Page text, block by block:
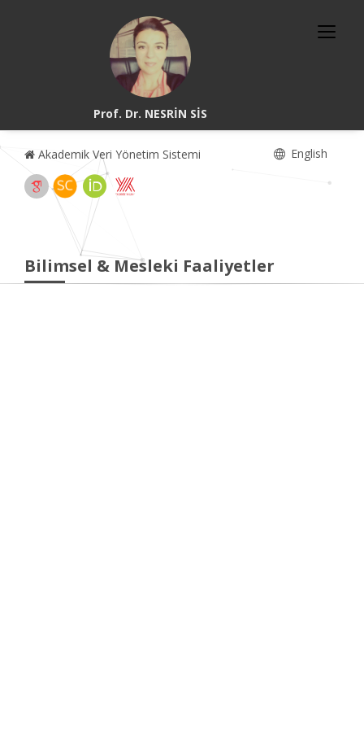
Prof. Dr. NESRİN SİS
Akademik Veri Yönetim Sistemi English
Bilimsel & Mesleki Faaliyetler